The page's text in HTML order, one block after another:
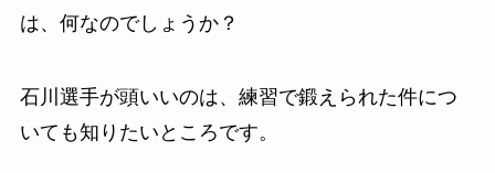
は、何なのでしょうか？
石川選手が頭いいのは、練習で鍛えられた件につ
いても知りたいところです。